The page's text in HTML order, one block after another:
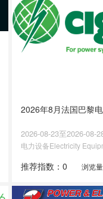
2026年8月法国巴黎
2026-08-23至2026-08-
电力设备Electricity
推荐指数：0 浏览量